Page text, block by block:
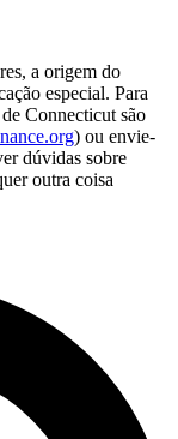
a origem do
especial. Para
Connecticut são
) ou envie-
dúvidas sobre
outra coisa